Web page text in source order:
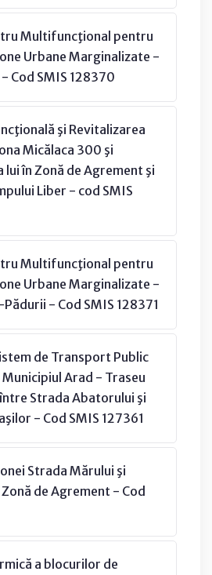
Multifuncţional pentru
Urbane Marginalizate -
Cod SMIS 128370
şi Revitalizarea
Micălaca 300 şi
în Zonă de Agrement şi
Liber - cod SMIS
Multifuncţional pentru
Urbane Marginalizate -
- Cod SMIS 128371
de Transport Public
Municipiul Arad - Traseu
Strada Abatorului şi
- Cod SMIS 127361
Strada Mărului şi
de Agrement - Cod
a blocurilor de